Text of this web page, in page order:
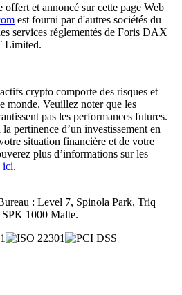
et annoncé sur cette page Web
est fourni par d'autres sociétés du
services réglementés de Foris DAX
Limited.
crypto comporte des risques et
monde. Veuillez noter que les
pas les performances futures.
pertinence d’un investissement en
situation financière et de votre
plus d’informations sur les
ici.
: Level 7, Spinola Park, Triq
1000 Malte.